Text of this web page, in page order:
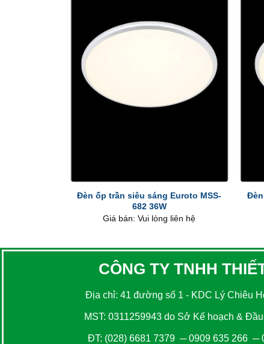
Đèn ốp trần siêu sáng Euroto MSS-
682 36W
Giá bán: Vui lòng liên hệ
CÔNG TY TNHH
Địa chỉ: 41 đường số 1 - KDC Lý Chiêu
MST: 0311259943 do Sở Kế hoạch &
ĐT: (028) 6681 7379 ─0909 635 266─